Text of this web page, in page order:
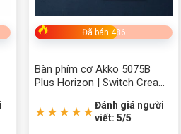
Đã bán 486
Bàn phím cơ Akko 5075B
Plus Horizon | Switch Cream
★★★★★Đánh giá người
viết: 5/5